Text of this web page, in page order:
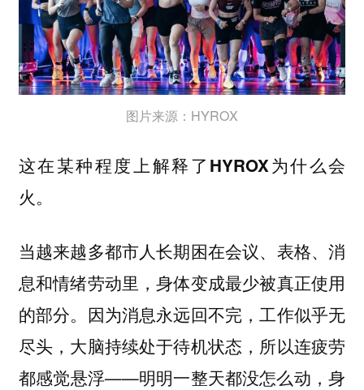
图片来源：HYROX
这在某种程度上解释了HYROX为什么会
火。
当越来越多都市人长期困在会议、表格、消
息和情绪劳动里，身体变成最少被真正使用
的部分。因为消息永远回不完，工作似乎无
尽头，大脑持续处于待机状态，所以连疲劳
都感觉悬浮——明明一整天都没怎么动，身